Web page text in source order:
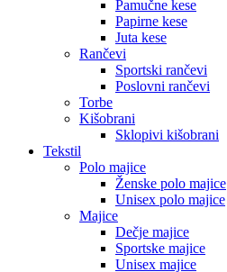
Pamučne kese
Papirne kese
Juta kese
Rančevi
Sportski rančevi
Poslovni rančevi
Torbe
Kišobrani
Sklopivi kišobrani
Tekstil
Polo majice
Ženske polo majice
Unisex polo majice
Majice
Dečje majice
Sportske majice
Unisex majice